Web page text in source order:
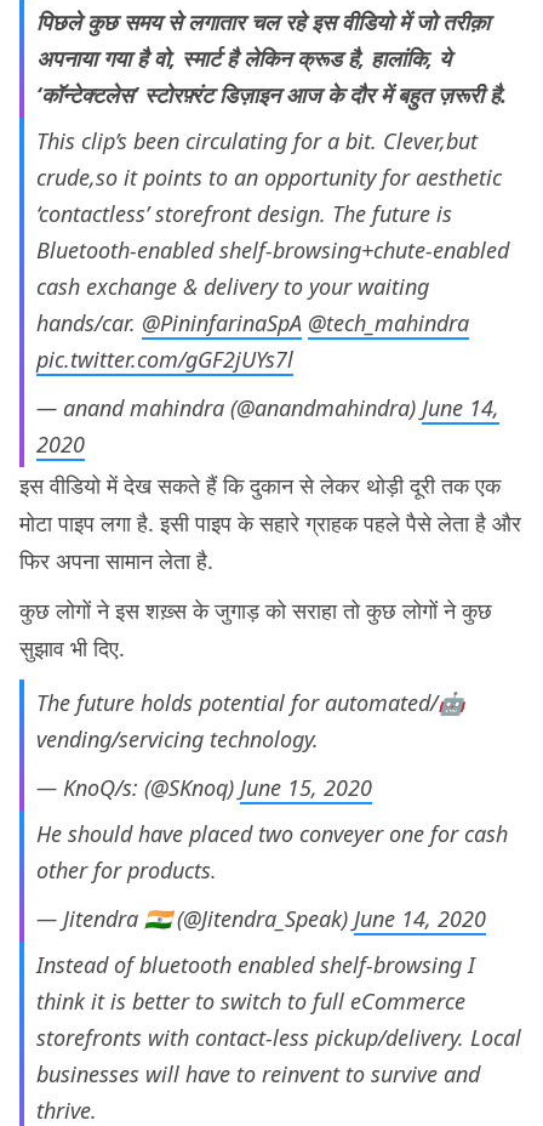
पिछले कुछ समय से लगातार चल रहे इस वीडियो में जो तरीक़ा
अपनाया गया है वो, स्मार्ट है लेकिन क्रूड है, हालांकि, ये
‘कॉन्टेक्टलेस’ स्टोरफ़्रंट डिज़ाइन आज के दौर में बहुत ज़रूरी है.
This clip’s been circulating for a bit. Clever,but
crude,so it points to an opportunity for aesthetic
‘contactless’ storefront design. The future is
Bluetooth-enabled shelf-browsing+chute-enabled
cash exchange & delivery to your waiting
hands/car. @PininfarinaSpA @tech_mahindra
pic.twitter.com/gGF2jUYs7l
— anand mahindra (@anandmahindra) June 14,
2020
इस वीडियो में देख सकते हैं कि दुकान से लेकर थोड़ी दूरी तक एक
मोटा पाइप लगा है. इसी पाइप के सहारे ग्राहक पहले पैसे लेता है और
फिर अपना सामान लेता है.
कुछ लोगों ने इस शख़्स के जुगाड़ को सराहा तो कुछ लोगों ने कुछ
सुझाव भी दिए.
The future holds potential for automated/🤖
vending/servicing technology.
— KnoQ/s: (@SKnoq) June 15, 2020
He should have placed two conveyer one for cash
other for products.
— Jitendra 🇮🇳 (@Jitendra_Speak) June 14, 2020
Instead of bluetooth enabled shelf-browsing I
think it is better to switch to full eCommerce
storefronts with contact-less pickup/delivery. Local
businesses will have to reinvent to survive and
thrive.